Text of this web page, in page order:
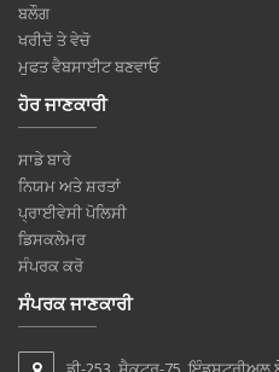
ਬਲੌਗ
ਖਰੀਦੋ ਤੇ ਵੇਚੋ
ਮੁਫਤ ਵੈਬਸਾਈਟ ਬਣਵਾਓ
ਹੋਰ ਜਾਣਕਾਰੀ
ਸਾਡੇ ਬਾਰੇ
ਨਿਯਮ ਅਤੇ ਸ਼ਰਤਾਂ
ਪ੍ਰਾਈਵੇਸੀ ਪੋਲਿਸੀ
ਡਿਸਕਲੇਮਰ
ਸੰਪਰਕ ਕਰੋ
ਸੰਪਰਕ ਜਾਣਕਾਰੀ